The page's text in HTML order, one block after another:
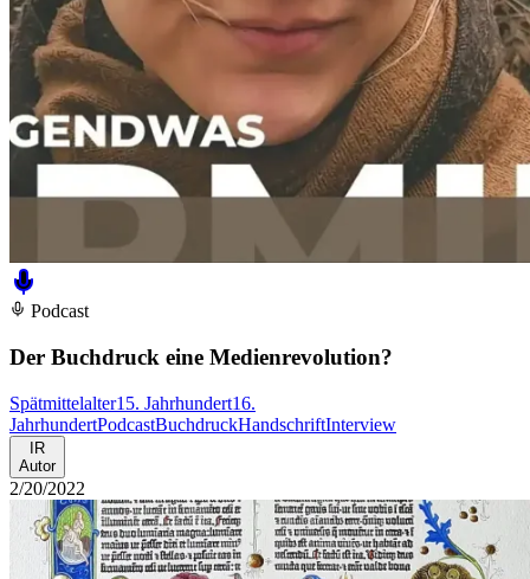
Podcast
Der Buchdruck eine Medienrevolution?
Spätmittelalter15. Jahrhundert16.
JahrhundertPodcastBuchdruckHandschriftInterview
IR
Autor
2/20/2022